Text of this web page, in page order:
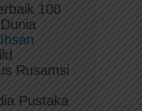
100
Rusamsi
Pustaka